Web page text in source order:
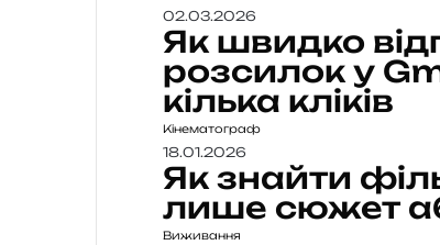
02.03.2026
Як швидко
розсилок у
кілька кліків
Кінематограф
18.01.2026
Як знайти
лише сюжет
Виживання